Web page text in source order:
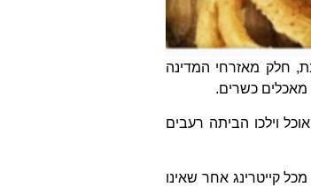
חלק מאזרחי המדינה
מאכלים כשרים.
וילכו הביתה רעבים
קייטרינג אחר שאינו